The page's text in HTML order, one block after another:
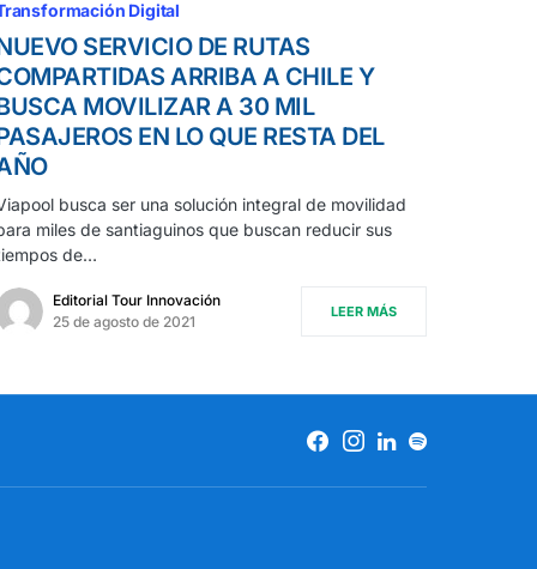
Digital
SERVICIO DE RUTAS
ARRIBA A CHILE Y
MOVILIZAR A 30 MIL
EN LO QUE RESTA DEL
busca ser una solución integral de movilidad
miles de santiaguinos que buscan reducir sus
de…
Editorial Tour Innovación
25 de agosto de 2021
LEER MÁS